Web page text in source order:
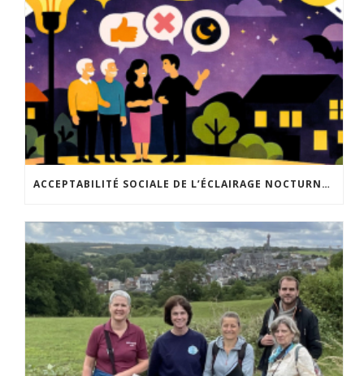
ACCEPTABILITÉ SOCIALE DE L’ÉCLAIRAGE NOCTURNE : LE REPLAY EST DISPONIBLE